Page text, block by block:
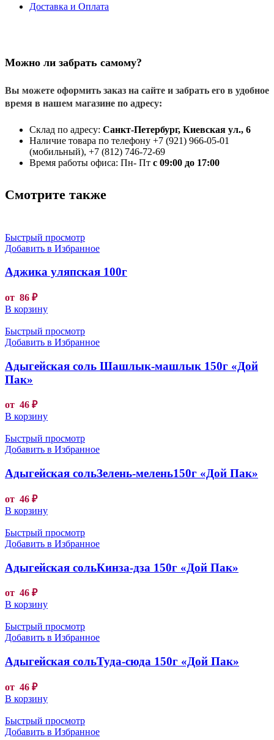
Доставка и Оплата
Можно ли забрать самому?
Вы можете оформить заказ на сайте и забрать его в удобное
время в нашем магазине по адресу:
Склад по адресу: Санкт-Петербург, Киевская ул., 6
Наличие товара по телефону +7 (921) 966-05-01
(мобильный), +7 (812) 746-72-69
Время работы офиса: Пн- Пт с 09:00 до 17:00
Смотрите также
Быстрый просмотр
Добавить в Избранное
Аджика уляпская 100г
от 86 ₽
В корзину
Быстрый просмотр
Добавить в Избранное
Адыгейская соль Шашлык-машлык 150г «Дой
Пак»
от 46 ₽
В корзину
Быстрый просмотр
Добавить в Избранное
Адыгейская сольЗелень-мелень150г «Дой Пак»
от 46 ₽
В корзину
Быстрый просмотр
Добавить в Избранное
Адыгейская сольКинза-дза 150г «Дой Пак»
от 46 ₽
В корзину
Быстрый просмотр
Добавить в Избранное
Адыгейская сольТуда-сюда 150г «Дой Пак»
от 46 ₽
В корзину
Быстрый просмотр
Добавить в Избранное